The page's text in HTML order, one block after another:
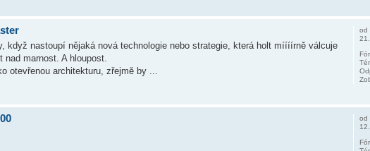
od
když nastoupí nějaká nová technologie nebo strategie, která holt míííírně válcuje
marnost. A hloupost.
otevřenou architekturu, zřejmě by ...
od